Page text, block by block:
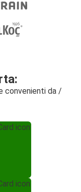
convenienti da /